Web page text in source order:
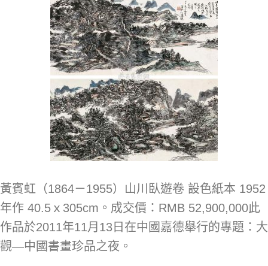
黃賓虹（1864－1955）山川臥遊卷 設色紙本 1952
年作 40.5ｘ305cm。成交價：RMB 52,900,000此
作品於2011年11月13日在中國嘉德舉行的專題：大
觀—中國書畫珍品之夜。